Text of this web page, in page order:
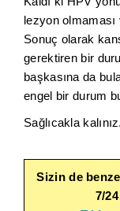
lezyon olmaması
Sonuç olarak
gerektiren bir
başkasına da
engel bir durum
Sağlıcakla kalınız.
Sizin de
7/